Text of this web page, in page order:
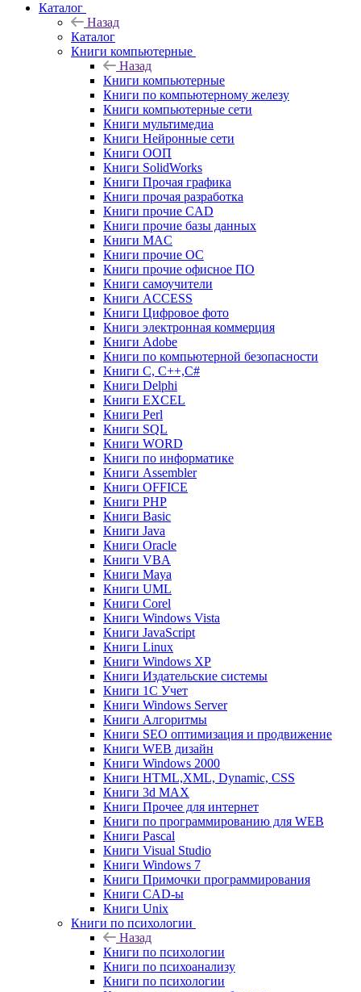
Каталог
Назад
Каталог
Книги компьютерные
Назад
Книги компьютерные
Книги по компьютерному железу
Книги компьютерные сети
Книги мультимедиа
Книги Нейронные сети
Книги ООП
Книги SolidWorks
Книги Прочая графика
Книги прочая разработка
Книги прочие CAD
Книги прочие базы данных
Книги MAC
Книги прочие ОС
Книги прочие офисное ПО
Книги самоучители
Книги ACCESS
Книги Цифровое фото
Книги электронная коммерция
Книги Adobe
Книги по компьютерной безопасности
Книги C, C++,С#
Книги Delphi
Книги EXCEL
Книги Perl
Книги SQL
Книги WORD
Книги по информатике
Книги Assembler
Книги OFFICE
Книги PHP
Книги Basic
Книги Java
Книги Oracle
Книги VBA
Книги Maya
Книги UML
Книги Corel
Книги Windows Vista
Книги JavaScript
Книги Linux
Книги Windows XP
Книги Издательские системы
Книги 1C Учет
Книги Windows Server
Книги Алгоритмы
Книги SEO оптимизация и продвижение
Книги WEB дизайн
Книги Windows 2000
Книги HTML,XML, Dynamic, CSS
Книги 3d MAX
Книги Прочее для интернет
Книги по программированию для WEB
Книги Pascal
Книги Visual Studio
Книги Windows 7
Книги Примочки программирования
Книги CAD-ы
Книги Unix
Книги по психологии
Назад
Книги по психологии
Книги по психоанализу
Книги по психологии